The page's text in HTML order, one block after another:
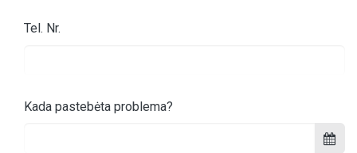
Tel. Nr.
Kada pastebėta problema?